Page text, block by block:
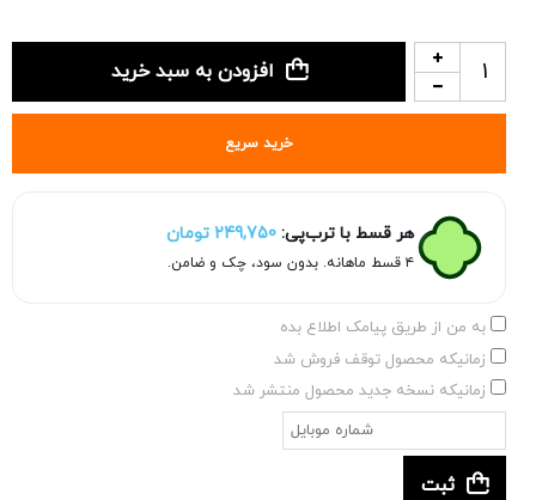
افزودن به سبد خرید
خرید سریع
هر قسط با ترب‌پی: 249,750 تومان
۴ قسط ماهانه. بدون سود، چک و ضامن.
به من از طریق پیامک اطلاع بده
زمانیکه محصول توقف فروش شد
زمانیکه نسخه جدید محصول منتشر شد
ثبت